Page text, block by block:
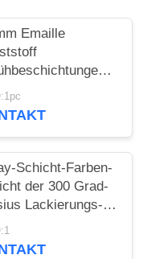
Emaille
Schicht-Farben-
der 300 Grad-
Lackierungs-
Messgerät-
Temperatur